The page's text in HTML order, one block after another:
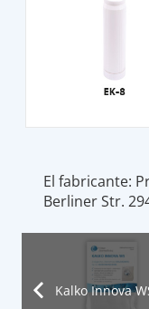
El fabricante:
Berliner Str.
Kalko Innova